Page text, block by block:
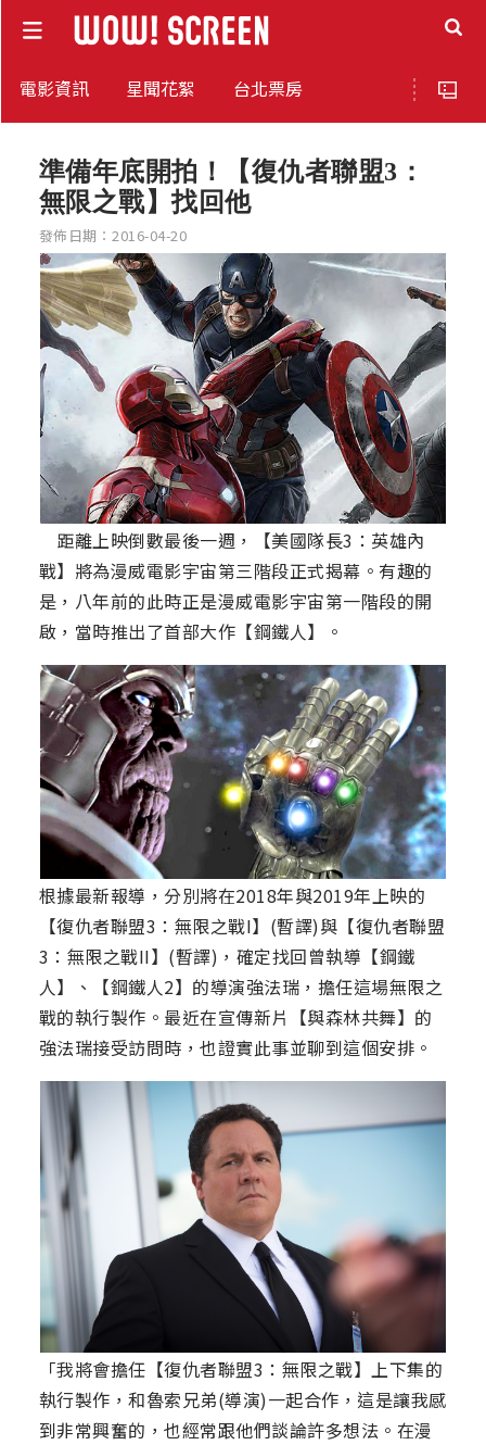
電影資訊 星聞花絮 台北票房
準備年底開拍！【復仇者聯盟3：
無限之戰】找回他
發佈日期：2016-04-20
距離上映倒數最後一週，【美國隊長3：英雄內
戰】將為漫威電影宇宙第三階段正式揭幕。有趣的
是，八年前的此時正是漫威電影宇宙第一階段的開
啟，當時推出了首部大作【鋼鐵人】。
根據最新報導，分別將在2018年與2019年上映的
【復仇者聯盟3：無限之戰I】(暫譯)與【復仇者聯盟
3：無限之戰II】(暫譯)，確定找回曾執導【鋼鐵
人】、【鋼鐵人2】的導演強法瑞，擔任這場無限之
戰的執行製作。最近在宣傳新片【與森林共舞】的
強法瑞接受訪問時，也證實此事並聊到這個安排。
「我將會擔任【復仇者聯盟3：無限之戰】上下集的
執行製作，和魯索兄弟(導演)一起合作，這是讓我感
到非常興奮的，也經常跟他們談論許多想法。在漫